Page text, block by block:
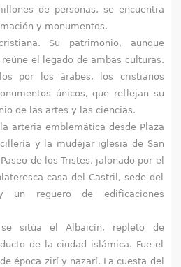
de personas, se encuentra
y monumentos.
Su patrimonio, aunque
el legado de ambas culturas.
por los árabes, los cristianos
únicos, que reflejan su
de las artes y las ciencias.
arteria emblemática desde Plaza
y la mudéjar iglesia de San
de los Tristes, jalonado por el
casa del Castril, sede del
un reguero de edificaciones
sitúa el Albaicín, repleto de
de la ciudad islámica. Fue el
época zirí y nazarí. La cuesta del